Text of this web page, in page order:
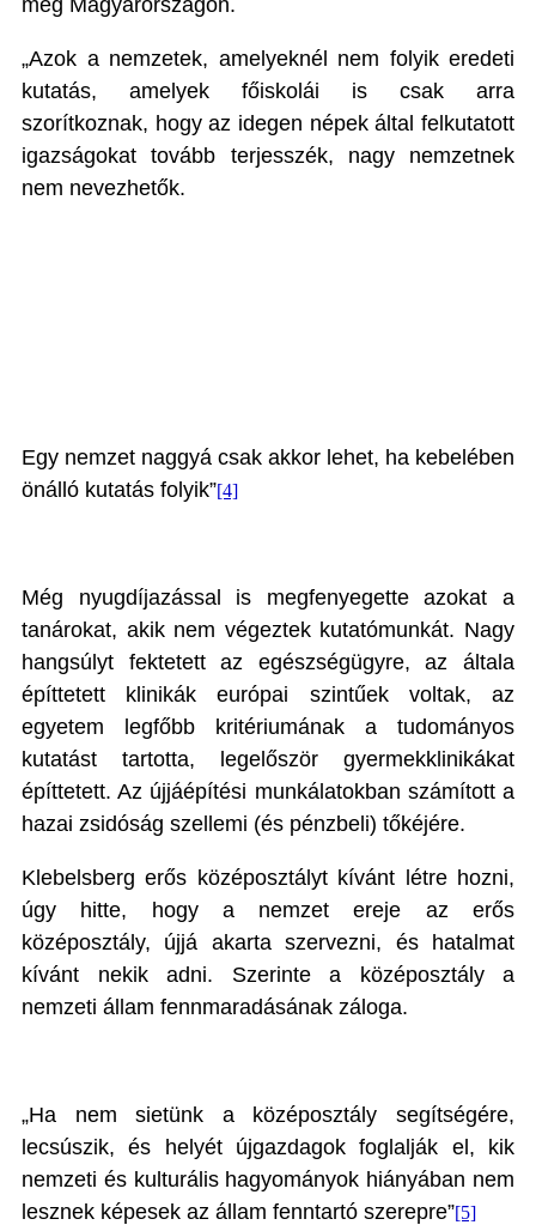
meg Magyarországon.
„Azok a nemzetek, amelyeknél nem folyik eredeti
kutatás, amelyek főiskolái is csak arra
szorítkoznak, hogy az idegen népek által felkutatott
igazságokat tovább terjesszék, nagy nemzetnek
nem nevezhetők.
Egy nemzet naggyá csak akkor lehet, ha kebelében
önálló kutatás folyik”[4]
Még nyugdíjazással is megfenyegette azokat a
tanárokat, akik nem végeztek kutatómunkát. Nagy
hangsúlyt fektetett az egészségügyre, az általa
építtetett klinikák európai szintűek voltak, az
egyetem legfőbb kritériumának a tudományos
kutatást tartotta, legelőször gyermekklinikákat
építtetett. Az újjáépítési munkálatokban számított a
hazai zsidóság szellemi (és pénzbeli) tőkéjére.
Klebelsberg erős középosztályt kívánt létre hozni,
úgy hitte, hogy a nemzet ereje az erős
középosztály, újjá akarta szervezni, és hatalmat
kívánt nekik adni. Szerinte a középosztály a
nemzeti állam fennmaradásának záloga.
„Ha nem sietünk a középosztály segítségére,
lecsúszik, és helyét újgazdagok foglalják el, kik
nemzeti és kulturális hagyományok hiányában nem
lesznek képesek az állam fenntartó szerepre”[5]